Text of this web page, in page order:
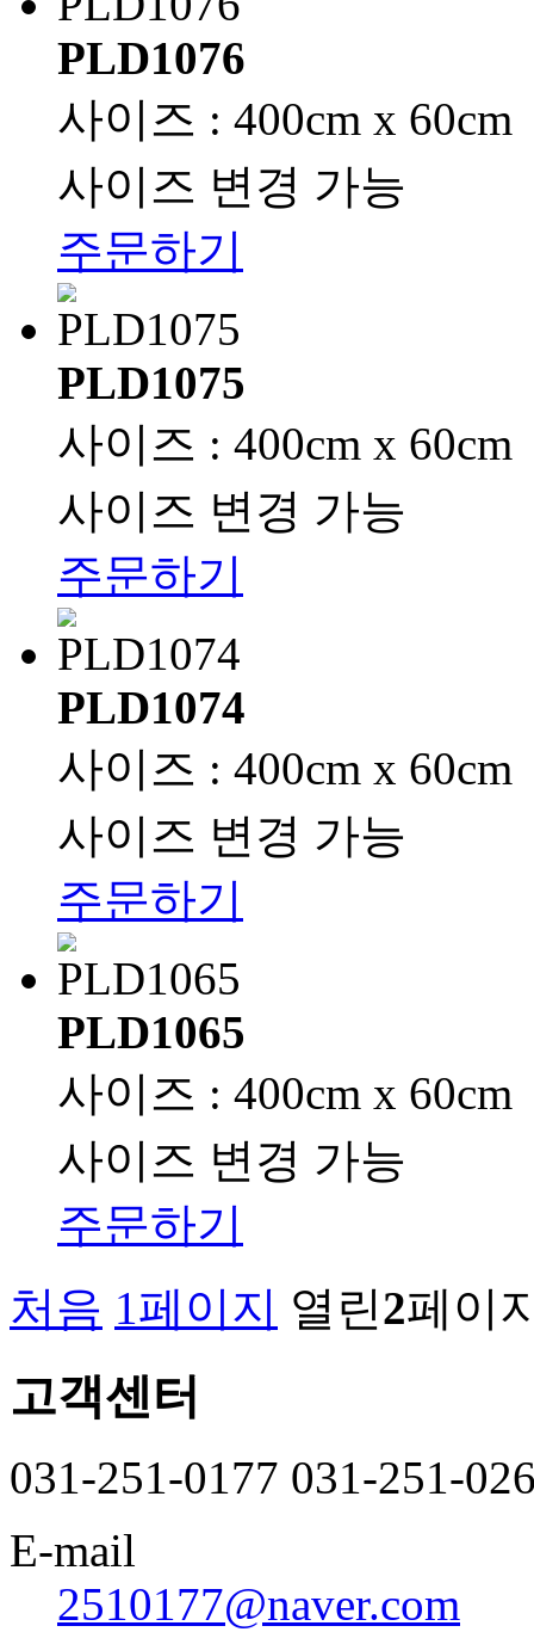
PLD1076
사이즈 : 400cm x 60cm
사이즈 변경 가능
주문하기
PLD1075
사이즈 : 400cm x 60cm
사이즈 변경 가능
주문하기
PLD1074
사이즈 : 400cm x 60cm
사이즈 변경 가능
주문하기
PLD1065
사이즈 : 400cm x 60cm
사이즈 변경 가능
주문하기
처음 1페이지 열린2페이
고객센터
031-251-0177 031-251-
E-mail
2510177@naver.com